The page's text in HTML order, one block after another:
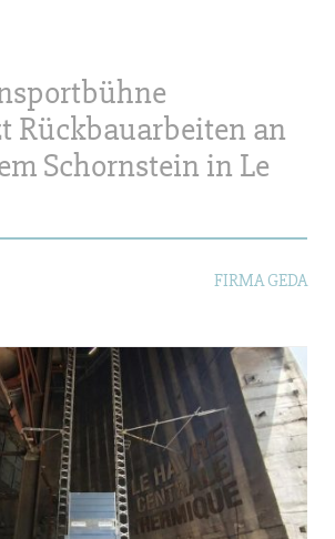
Rückbauarbeiten an
Schornstein in Le
FIRMA GEDA